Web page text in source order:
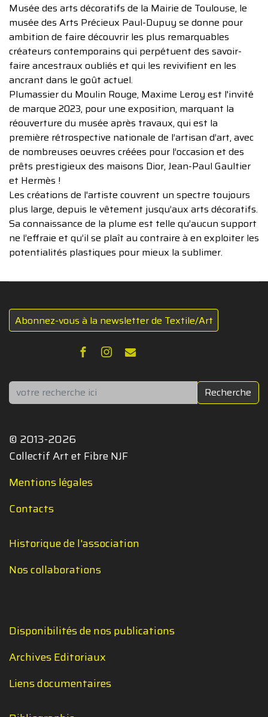
Musée des arts décoratifs de la Mairie de Toulouse, le
musée des Arts Précieux Paul-Dupuy se donne pour
ambition de faire découvrir les plus remarquables
créateurs contemporains qui perpétuent des savoir-
faire ancestraux oubliés et qui les revivifient en les
ancrant dans le goût actuel.
Plumassier du Moulin Rouge, Maxime Leroy est l'invité
de marque 2023, pour une exposition, marquant la
réouverture du musée après travaux, qui est la
première rétrospective nationale de l’artisan d’art, avec
de nombreuses oeuvres créées pour l’occasion et des
prêts prestigieux des maisons Dior, Jean-Paul Gaultier
et Hermès !
Les créations de l'artiste couvrent un spectre toujours
plus large, depuis le vêtement jusqu’aux arts décoratifs.
Sa connaissance de la plume est telle qu’aucun support
ne l’effraie et qu’il se plaît au contraire à en exploiter les
potentialités plastiques pour mieux la sublimer.
Abonnez-vous à la newsletter de Textile/Art
Rechercher Recherche
© 2013-2026
Collectif Art et Fibre NJF
Mentions légales
Contacts
Historique de l'association
Nos collaborations
Disponibilités de nos publications
Archives Editoriaux
Liens documentaires